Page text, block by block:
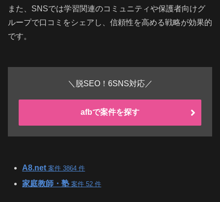
また、SNSでは学習関連のコミュニティや保護者向けグ
ループで口コミをシェアし、信頼性を高める戦略が効果的
です。
＼脱SEO！6SNS対応／
afbで案件を探す
A8.net 案件 3864 件
家庭教師・塾 案件 52 件